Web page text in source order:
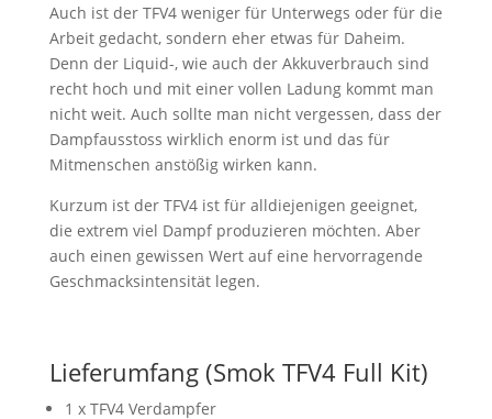
Auch ist der TFV4 weniger für Unterwegs oder für die
Arbeit gedacht, sondern eher etwas für Daheim.
Denn der Liquid-, wie auch der Akkuverbrauch sind
recht hoch und mit einer vollen Ladung kommt man
nicht weit. Auch sollte man nicht vergessen, dass der
Dampfausstoss wirklich enorm ist und das für
Mitmenschen anstößig wirken kann.
Kurzum ist der TFV4 ist für alldiejenigen geeignet,
die extrem viel Dampf produzieren möchten. Aber
auch einen gewissen Wert auf eine hervorragende
Geschmacksintensität legen.
Lieferumfang (Smok TFV4 Full Kit)
1 x TFV4 Verdampfer